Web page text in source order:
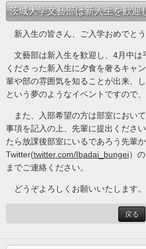
茨城大学文藝部は新入生を歓迎
新入生の皆さん、ご入学おめでとう
文藝部は新入生を歓迎し、4月中は
くださった新入生に夕食を奢るキャ
輩や部の雰囲気を知ることが出来、
という夢のようなイベントですので
また、入部希望の方は部室におい
事項を記入の上、先輩に提出くださ
たら放課後部室にいるであろう先輩か
Twitter(twitter.com/Ibadai_bungei）
までご連絡ください。
どうぞよろしくお願いいたします。
戻る